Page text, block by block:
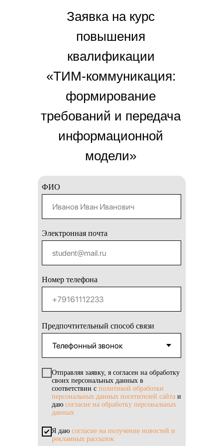
ФИО
Электронная почта
Номер телефона
Предпочтительный способ связи
Отправляя заявку, я согласен на обработку
своих персональных данных в
соответствии с политикой обработки
персональных данных посетителей сайта и
даю согласие на обработку персональных
данных
Я даю согласие на получение новостей и
рекламных рассылок
Заявка на курс
повышения
квалификации
«ТИМ-коммуникация:
формирование
требований и передача
информационной
модели»